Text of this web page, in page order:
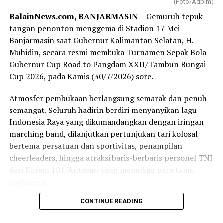
Sementara misinya ;menjadi penggerak perekonomian
daerah, memberikan nilai tambah bagi pemegang saham,
serta menyediakan layanan perbankan berkualitas.
Sedangkan produk Bank Kalsel meliputi layanan
tabungan, kredit atau pinjaman, serta layanan khusus
seperti Tabungan Banua, Kredit Multiguna Plus, dan
Rapat kerja Komisi II Bidang Ekonomi dan Keuangan
DPRD tersebut dengan sejumlah BUMD milik Pemprov
Kalsel semula dipimpin Wakil Ketua Komisinya H
Suripno Sumas.
Namun karena Suripno mau mengikuti. rapat Badan
bersamaan untuk melanjutkan pimpinan rapat tersebut
Sekretaris Komisi II Hani Jahrian.
(Foto/Adpim)
BalainNews.com, BANJARMASIN– Gemuruh tepuk
tangan penonton menggema di Stadion 17 Mei
Banjarmasin saat Gubernur Kalimantan Selatan, H.
Muhidin, secara resmi membuka Turnamen Sepak Bola
Gubernur Cup Road to Pangdam XXII/Tambun Bungai
Cup 2026, pada Kamis (30/7/2026) sore.
Atmosfer pembukaan berlangsung semarak dan penuh
semangat. Seluruh hadirin berdiri menyanyikan lagu
Indonesia Raya yang dikumandangkan dengan iringan
marching band, dilanjutkan pertunjukan tari kolosal
bertema persatuan dan sportivitas, penampilan
cheerleaders, hingga atraksi baris-berbaris personel TNI
dari Korem 101/Antasari yang memukau para tamu
Momen semakin khidmat ketika bendera turnamen
CONTINUE READING